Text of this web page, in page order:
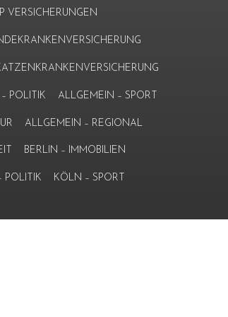
VERSICHERUNGEN
POLITIK ALLGEMEIN – SPORT
ALLGEMEIN – REGIONAL
BERLIN – IMMOBILIEN
POLITIK KÖLN – SPORT